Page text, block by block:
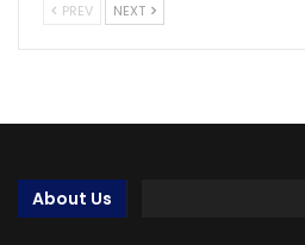
PREV NEXT
About Us